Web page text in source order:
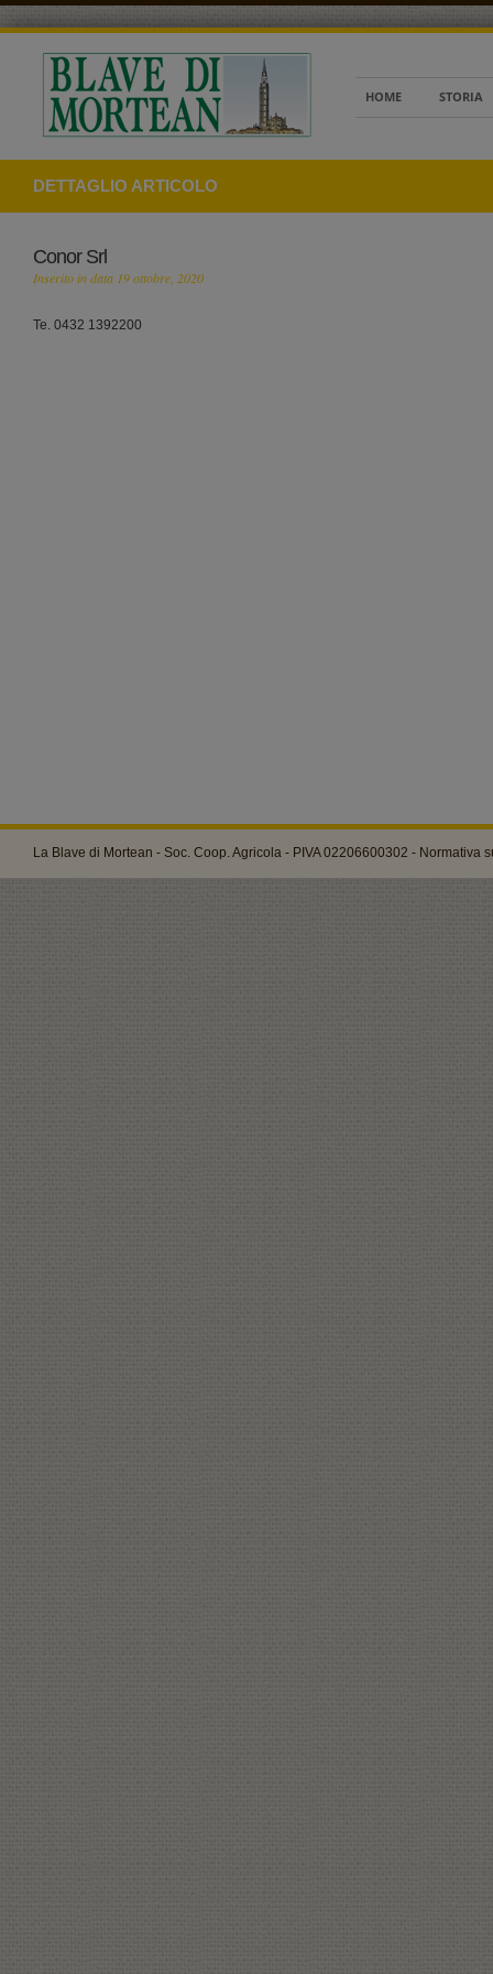
HOME STORIA
DETTAGLIO ARTICOLO
Conor Srl
Inserito in data 19 ottobre, 2020
Te. 0432 1392200
La Blave di Mortean - Soc. Coop. Agricola - PIVA 02206600302 - Normativa